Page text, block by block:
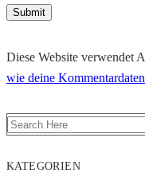
Diese Website verwendet
wie deine
KATEGORIEN